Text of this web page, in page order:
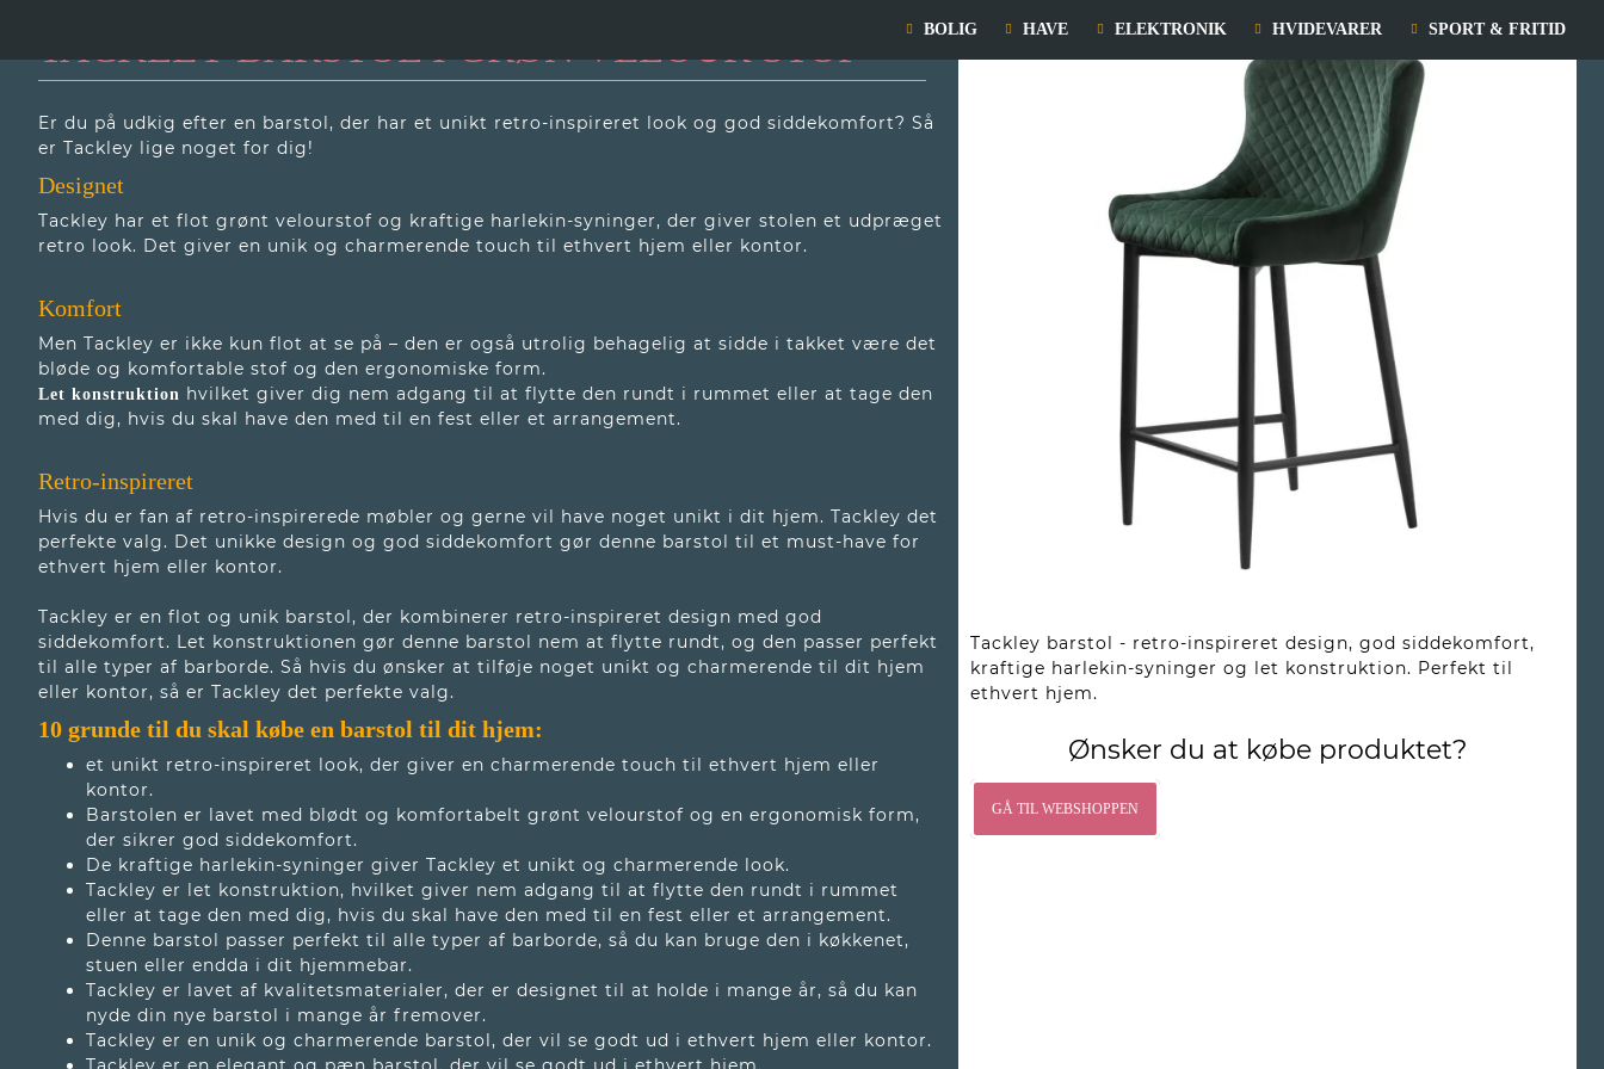
BOLIG HAVE ELEKTRONIK HVIDEVARER SPORT & FRITID
TACKLEY BARSTOL I GRØN VELOUR STOF
Er du på udkig efter en barstol, der har et unikt retro-inspireret look og god siddekomfort? Så
er Tackley lige noget for dig!
Designet
Tackley har et flot grønt velourstof og kraftige harlekin-syninger, der giver stolen et udpræget
retro look. Det giver en unik og charmerende touch til ethvert hjem eller kontor.
Komfort
Men Tackley er ikke kun flot at se på – den er også utrolig behagelig at sidde i takket være det
bløde og komfortable stof og den ergonomiske form.
Let konstruktion hvilket giver dig nem adgang til at flytte den rundt i rummet eller at tage den
med dig, hvis du skal have den med til en fest eller et arrangement.
Retro-inspireret
Hvis du er fan af retro-inspirerede møbler og gerne vil have noget unikt i dit hjem. Tackley det
perfekte valg. Det unikke design og god siddekomfort gør denne barstol til et must-have for
ethvert hjem eller kontor.
Tackley er en flot og unik barstol, der kombinerer retro-inspireret design med god
siddekomfort. Let konstruktionen gør denne barstol nem at flytte rundt, og den passer perfekt
til alle typer af barborde. Så hvis du ønsker at tilføje noget unikt og charmerende til dit hjem
eller kontor, så er Tackley det perfekte valg.
10 grunde til du skal købe en barstol til dit hjem:
et unikt retro-inspireret look, der giver en charmerende touch til ethvert hjem eller
kontor.
Barstolen er lavet med blødt og komfortabelt grønt velourstof og en ergonomisk form,
der sikrer god siddekomfort.
De kraftige harlekin-syninger giver Tackley et unikt og charmerende look.
Tackley er let konstruktion, hvilket giver nem adgang til at flytte den rundt i rummet
eller at tage den med dig, hvis du skal have den med til en fest eller et arrangement.
Denne barstol passer perfekt til alle typer af barborde, så du kan bruge den i køkkenet,
stuen eller endda i dit hjemmebar.
Tackley er lavet af kvalitetsmaterialer, der er designet til at holde i mange år, så du kan
nyde din nye barstol i mange år fremover.
Tackley er en unik og charmerende barstol, der vil se godt ud i ethvert hjem eller kontor.
Tackley barstol - retro-inspireret design, god siddekomfort,
kraftige harlekin-syninger og let konstruktion. Perfekt til
ethvert hjem.
Ønsker du at købe produktet?
GÅ TIL WEBSHOPPEN